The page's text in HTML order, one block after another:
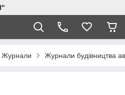
Журнали Журнали будівництва